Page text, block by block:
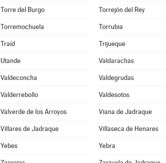
Torre del Burgo Torrejón del Rey
Torremochuela Torrubia
Traíd Trijueque
Utande Valdarachas
Valdeconcha Valdegrudas
Valderrebollo Valdesotos
Valverde de los Arroyos Viana de Jadraque
Villares de Jadraque Villaseca de Henares
Yebes Yebra